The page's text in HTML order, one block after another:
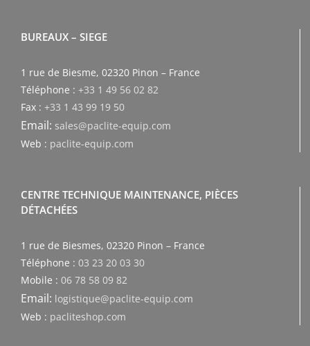
BUREAUX – SIEGE
1 rue de Biesme, 02320 Pinon – France
Téléphone : +33 1 49 56 02 82
Fax : +33 1 43 99 19 50
Email: sales@paclite-equip.com
Web : paclite-equip.com
CENTRE TECHNIQUE MAINTENANCE, PIÈCES
DÉTACHÉES
1 rue de Biesmes, 02320 Pinon – France
Téléphone : 03 23 20 03 30
Mobile : 06 78 58 09 82
Email: logistique@paclite-equip.com
Web : pacliteshop.com